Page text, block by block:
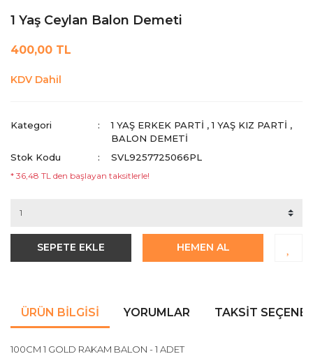
1 Yaş Ceylan Balon Demeti
400,00 TL
KDV Dahil
Kategori 1 YAŞ ERKEK PARTI ,1 YAŞ KIZ PARTI ,
BALON DEMETİ
Stok Kodu
SVL9257725066PL
* 36,48 TL den başlayan taksitlerle!
SEPETE EKLE HEMEN AL
ÜRÜN BILGISI YORUMLAR TAKSIT
100CM 1 GOLD RAKAM BALON - 1 ADET